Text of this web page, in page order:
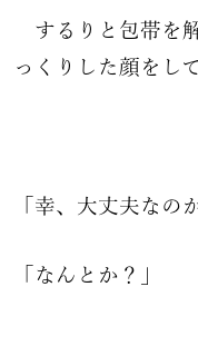
するりと包帯を
っくりした顔をし
「幸、大丈夫なの
「なんとか？」